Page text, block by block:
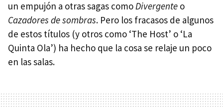
un empujón a otras sagas comoDivergente o
Cazadores de sombras. Pero los fracasos de algunos
de estos títulos (y otros como ‘The Host’ o ‘La
Quinta Ola’) ha hecho que la cosa se relaje un poco
en las salas.